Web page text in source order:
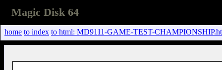
Magic Disk 64
home to index to html: MD9111-GAME-TEST-